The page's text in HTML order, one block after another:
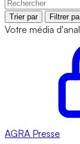
Trier par Filtrer
Votre média
AGRA Presse